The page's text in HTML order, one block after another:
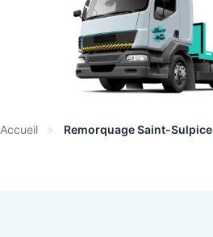
Accueil » Remorquage Saint-Sulpice